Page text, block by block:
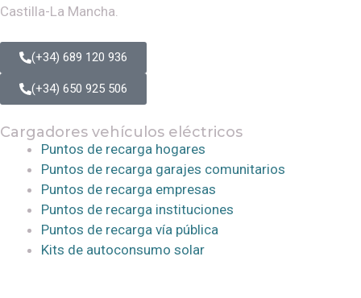
Castilla-La Mancha.
(+34) 689 120 936
(+34) 650 925 506
Cargadores vehículos eléctricos
Puntos de recarga hogares
Puntos de recarga garajes comunitarios
Puntos de recarga empresas
Puntos de recarga instituciones
Puntos de recarga vía pública
Kits de autoconsumo solar